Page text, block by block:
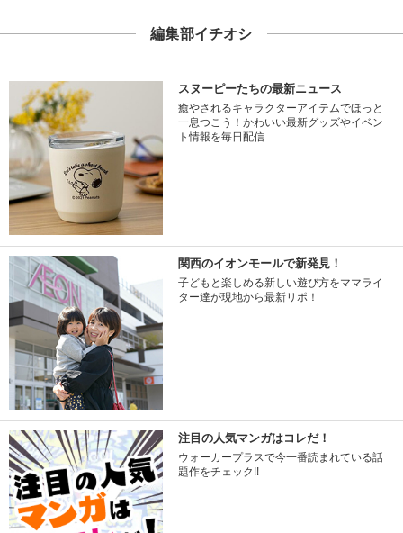
編集部イチオシ
スヌーピーたちの最新ニュース
癒やされるキャラクターアイテムでほっと
一息つこう！かわいい最新グッズやイベン
ト情報を毎日配信
関西のイオンモールで新発見！
子どもと楽しめる新しい遊び方をママライ
ター達が現地から最新リポ！
注目の人気マンガはコレだ！
ウォーカープラスで今一番読まれている話
題作をチェック!!